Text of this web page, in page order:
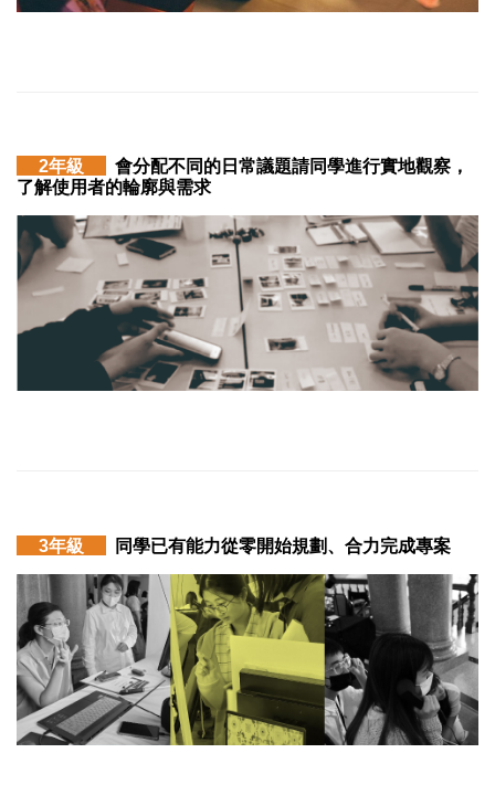
2年級
會分配不同的日常議題請同學進行實地觀察，
了解使用者的輪廓與需求
3年級 同學已有能力從零開始規劃、合力完成專案